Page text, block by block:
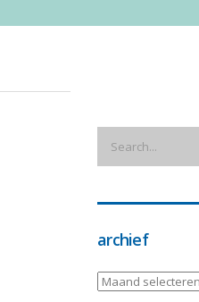
archief
archief